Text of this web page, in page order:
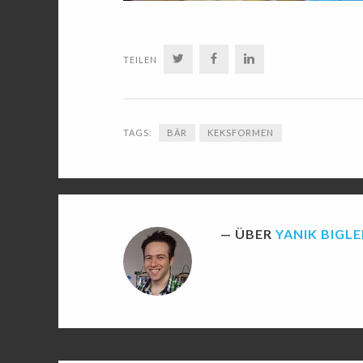
TEILEN TWITTERFACEBOOK
TAGS: BÄR KEKSFORMEN
ÜBER YANIK